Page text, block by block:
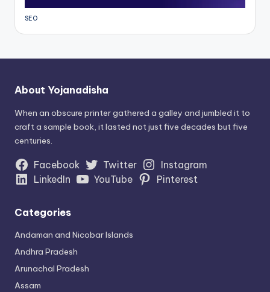
SEO
About Yojanadisha
When an obscure printer gathered a galley and jumbled it to
craft a sample book, it lasted not just five decades but five
centuries.
Facebook Twitter
Instagram
LinkedIn
YouTube Pinterest
Categories
Andaman and Nicobar Islands
Andhra Pradesh
Arunachal Pradesh
Assam